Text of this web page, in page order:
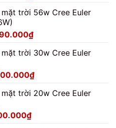
tại
5.650.000₫.
trời 56w Cree Euler
₫Giá
tại
3.590.000₫.
trời 30w Cree Euler
₫Giá
tại
trời 20w Cree Euler
₫Giá